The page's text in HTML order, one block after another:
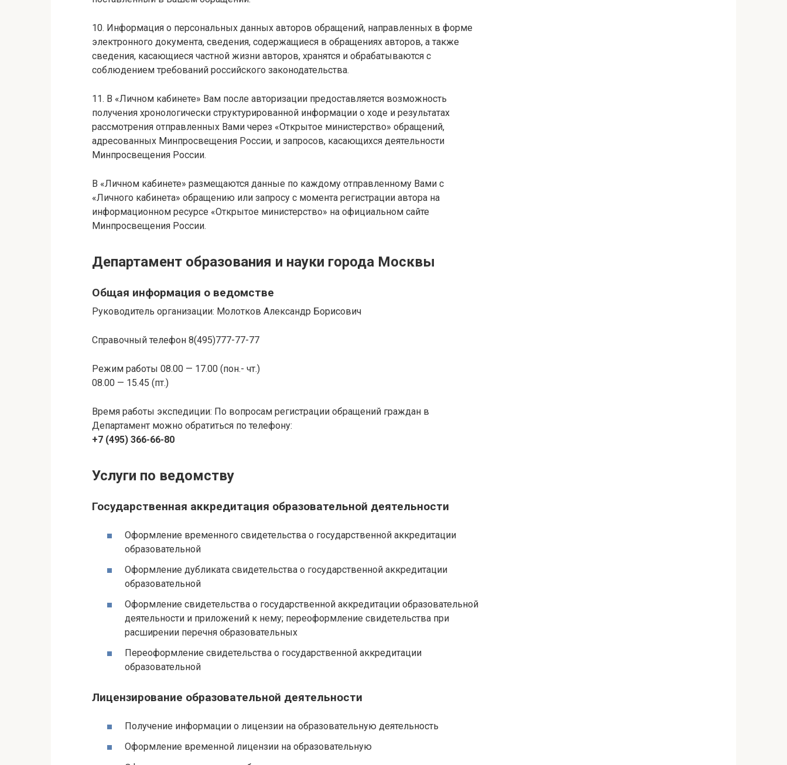
10. Информация о персональных данных авторов обращений, направленных в форме
электронного документа, сведения, содержащиеся в обращениях авторов, а также
сведения, касающиеся частной жизни авторов, хранятся и обрабатываются с
соблюдением требований российского законодательства.
11. В «Личном кабинете» Вам после авторизации предоставляется возможность
получения хронологически структурированной информации о ходе и результатах
рассмотрения отправленных Вами через «Открытое министерство» обращений,
адресованных Минпросвещения России, и запросов, касающихся деятельности
Минпросвещения России.
В «Личном кабинете» размещаются данные по каждому отправленному Вами с
«Личного кабинета» обращению или запросу с момента регистрации автора на
информационном ресурсе «Открытое министерство» на официальном сайте
Минпросвещения России.
Департамент образования и науки города Москвы
Общая информация о ведомстве
Руководитель организации: Молотков Александр Борисович
Справочный телефон 8(495)777-77-77
Режим работы 08.00 — 17.00 (пон.- чт.)
08.00 — 15.45 (пт.)
Время работы экспедиции: По вопросам регистрации обращений граждан в
Департамент можно обратиться по телефону:
+7 (495) 366-66-80
Услуги по ведомству
Государственная аккредитация образовательной деятельности
Оформление временного свидетельства о государственной аккредитации
образовательной
Оформление дубликата свидетельства о государственной аккредитации
образовательной
Оформление свидетельства о государственной аккредитации образовательной
деятельности и приложений к нему; переоформление свидетельства при
расширении перечня образовательных
Переоформление свидетельства о государственной аккредитации
образовательной
Лицензирование образовательной деятельности
Получение информации о лицензии на образовательную деятельность
Оформление временной лицензии на образовательную